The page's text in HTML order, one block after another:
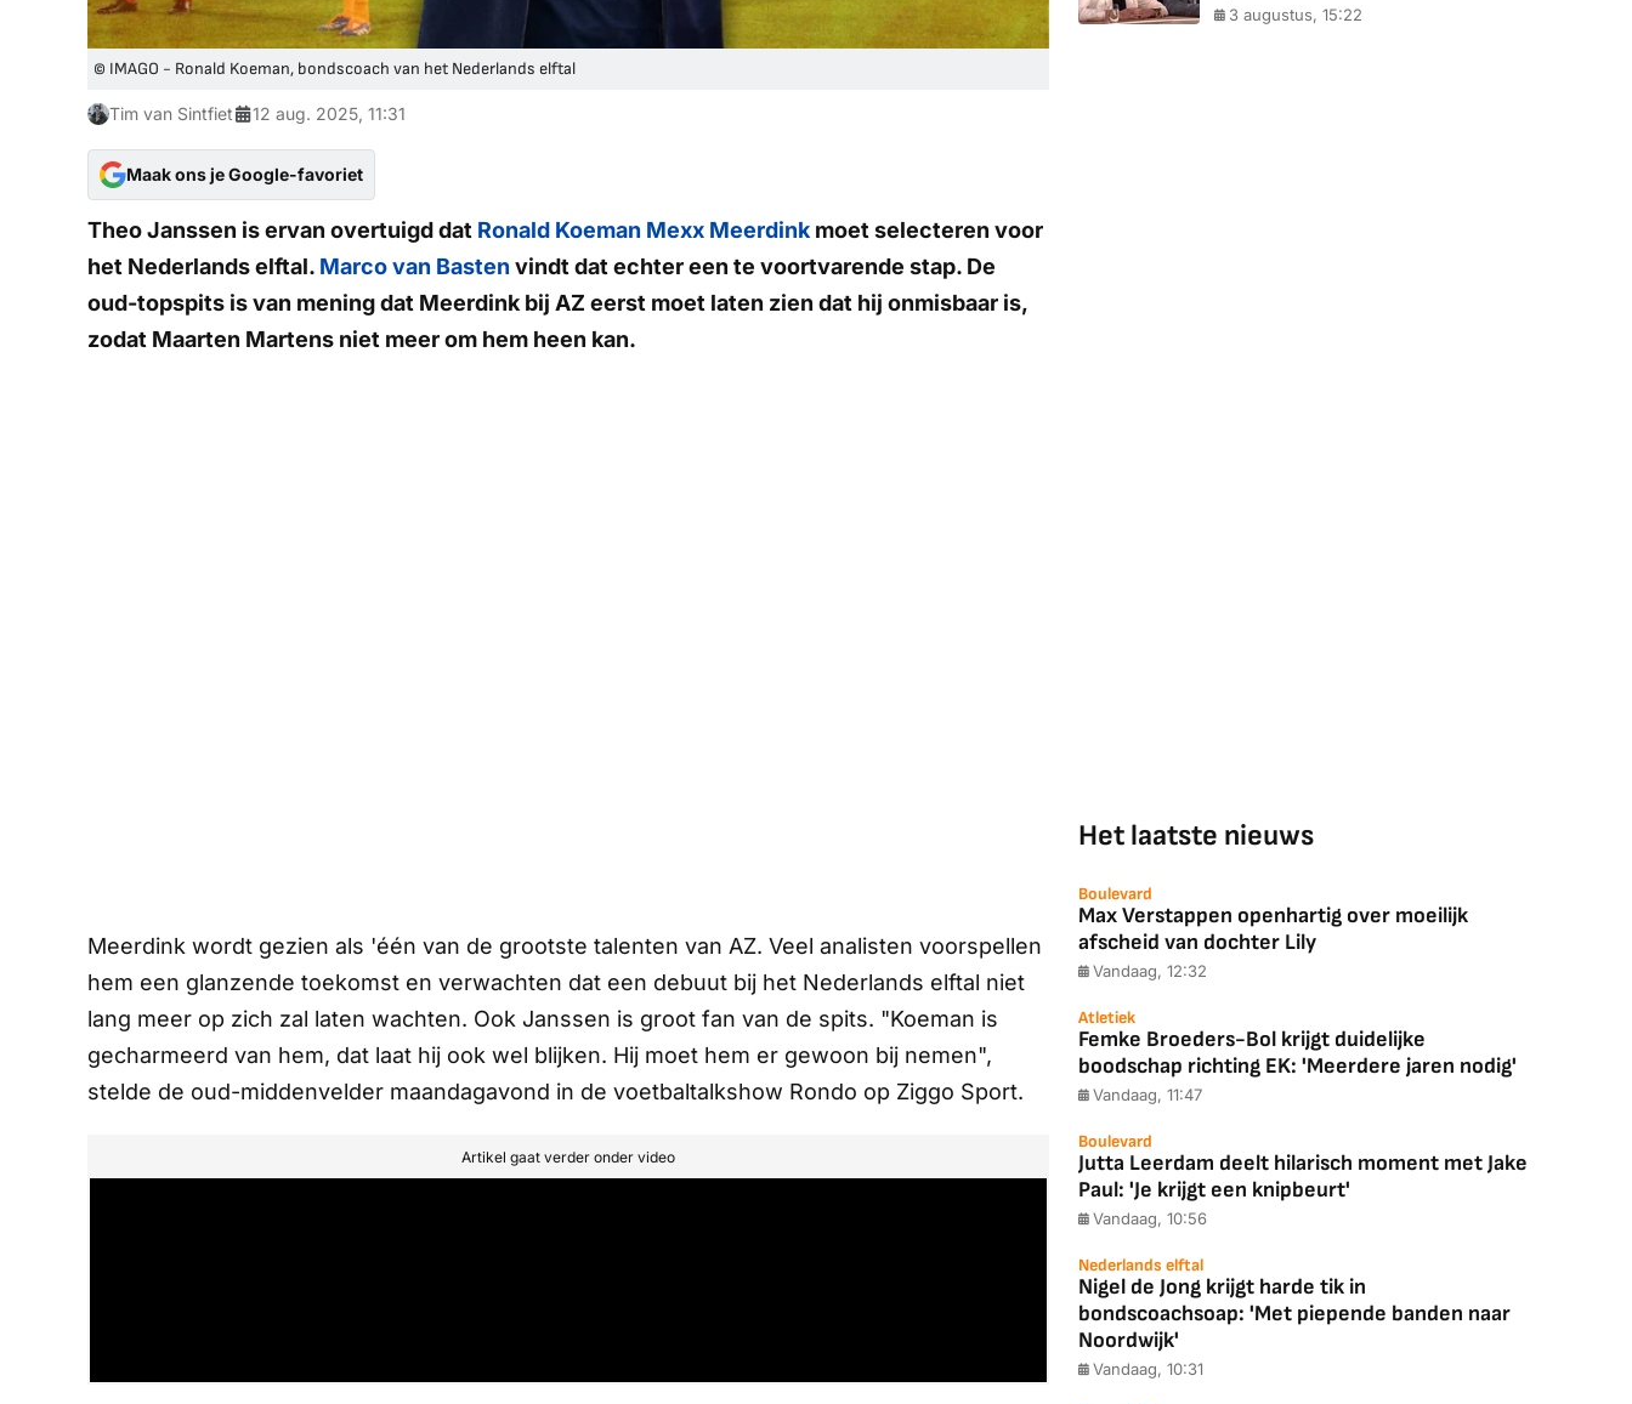
© IMAGO - Ronald Koeman, bondscoach van het Nederlands elftal
Tim van Sintfiet 12 aug. 2025, 11:31
Maak ons je Google-favoriet
Theo Janssen is ervan overtuigd dat Ronald Koeman Mexx Meerdink moet selecteren voor
het Nederlands elftal. Marco van Basten vindt dat echter een te voortvarende stap. De
oud-topspits is van mening dat Meerdink bij AZ eerst moet laten zien dat hij onmisbaar is,
zodat Maarten Martens niet meer om hem heen kan.
Meerdink wordt gezien als 'één van de grootste talenten van AZ. Veel analisten voorspellen
hem een glanzende toekomst en verwachten dat een debuut bij het Nederlands elftal niet
lang meer op zich zal laten wachten. Ook Janssen is groot fan van de spits. "Koeman is
gecharmeerd van hem, dat laat hij ook wel blijken. Hij moet hem er gewoon bij nemen",
stelde de oud-middenvelder maandagavond in de voetbaltalkshow Rondo op Ziggo Sport.
Artikel gaat verder onder video
3 augustus, 15:22
Het laatste nieuws
Boulevard
Max Verstappen openhartig over moeilijk
afscheid van dochter Lily
Vandaag, 12:32
Atletiek
Femke Broeders-Bol krijgt duidelijke
boodschap richting EK: 'Meerdere jaren nodig'
Vandaag, 11:47
Boulevard
Jutta Leerdam deelt hilarisch moment met Jake
Paul: 'Je krijgt een knipbeurt'
Vandaag, 10:56
Nederlands elftal
Nigel de Jong krijgt harde tik in
bondscoachsoap: 'Met piepende banden naar
Noordwijk'
Vandaag, 10:31